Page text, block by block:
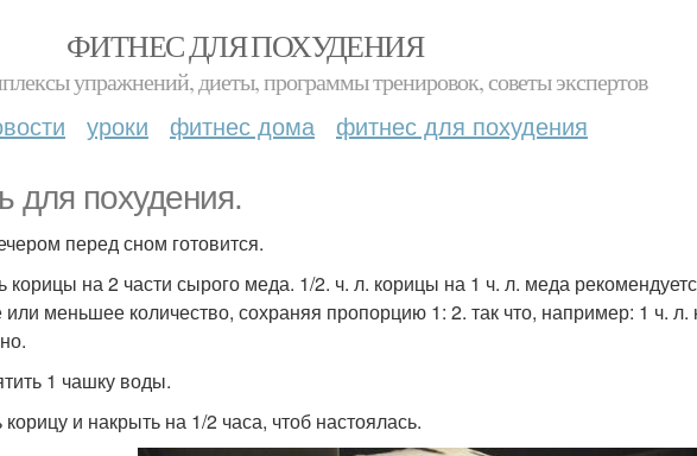
ФИТНЕС ДЛЯ ПОХУДЕНИЯ
упражнений, диеты, программы тренировок, советы экспертов
уроки фитнес дома фитнес для похудения
для похудения.
перед сном готовится.
корицы на 2 части сырого меда. 1/2. ч. л. корицы на 1 ч. л. меда
меньшее количество, сохраняя пропорцию 1: 2. так что, например: 1 ч.
1 чашку воды.
корицу и накрыть на 1/2 часа, чтоб настоялась.